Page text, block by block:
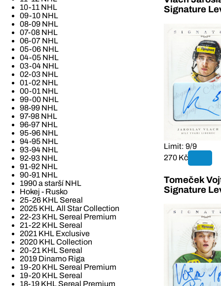
10-11 NHL
09-10 NHL
08-09 NHL
07-08 NHL
06-07 NHL
05-06 NHL
04-05 NHL
03-04 NHL
02-03 NHL
01-02 NHL
00-01 NHL
99-00 NHL
98-99 NHL
97-98 NHL
96-97 NHL
95-96 NHL
94-95 NHL
93-94 NHL
92-93 NHL
91-92 NHL
90-91 NHL
1990 a starší NHL
Hokej - Rusko
25-26 KHL Sereal
2025 KHL All Star Collection
22-23 KHL Sereal Premium
21-22 KHL Sereal
2021 KHL Exclusive
2020 KHL Collection
20-21 KHL Sereal
2019 Dinamo Riga
19-20 KHL Sereal Premium
19-20 KHL Sereal
18-19 KHL Sereal Premium
Signature
Limit: 9/9
270 Kč
Tomeček
Signature